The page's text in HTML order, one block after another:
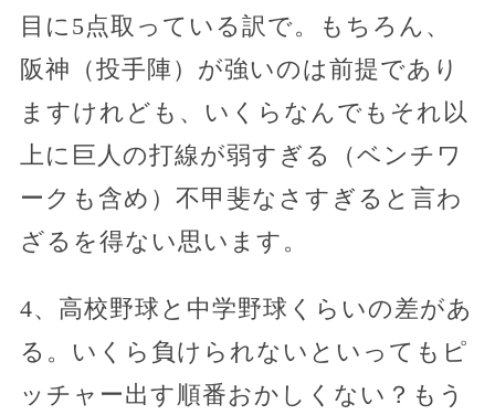
目に5点取っている訳で。もちろん、
阪神（投手陣）が強いのは前提であり
ますけれども、いくらなんでもそれ以
上に巨人の打線が弱すぎる（ベンチワ
ークも含め）不甲斐なさすぎると言わ
ざるを得ない思います。
4、高校野球と中学野球くらいの差があ
る。いくら負けられないといってもピ
ッチャー出す順番おかしくない？もう